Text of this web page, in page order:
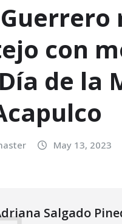
con
de la
May 13, 2023
Salgado